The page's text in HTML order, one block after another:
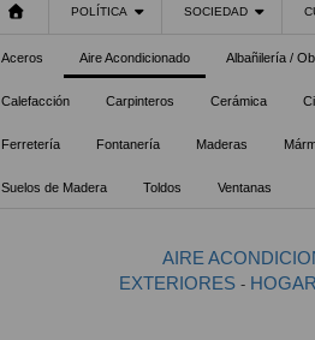
POLÍTICA SOCIEDAD
Aceros Aire Acondicionado Albañilería /
Calefacción Carpinteros Cerámica
Ferretería Fontanería Maderas
Suelos de Madera Toldos Ventanas
AIRE
EXTERIORES- HOGAR